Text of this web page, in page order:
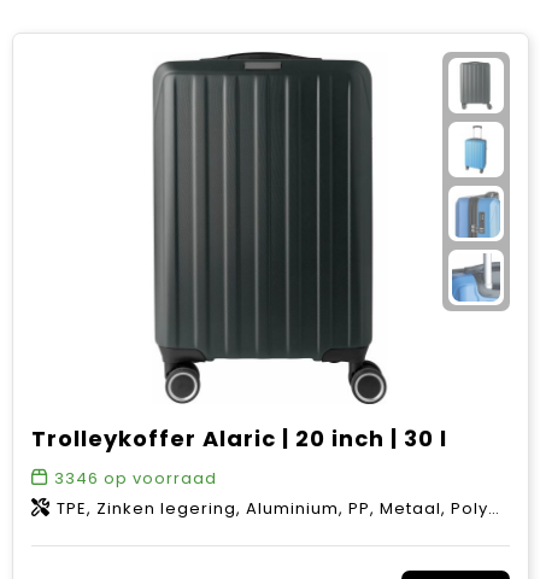
Trolleykoffer Alaric | 20 inch | 30 l
3346 op voorraad
TPE, Zinken legering, Aluminium, PP, Metaal, Polyester 210D, ABS